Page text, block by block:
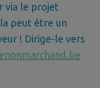
via le projet
peut être un
! Dirige-le vers